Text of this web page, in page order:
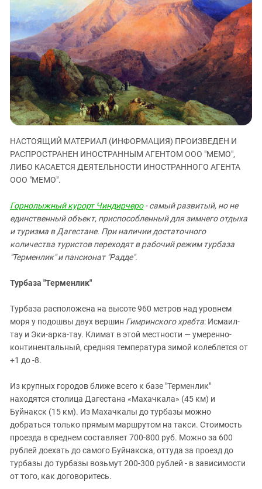
ЗАСТАВЛЯЕТ
КАВКАЗ ЗА ПАЛЕСТИНУ
ИНАКОМЫСЛИЕ В ЧЕЧНЕ
ПРЕСЛЕДОВАНИЕ АКТИВИСТОВ
МОБИЛИЗАЦИЯ И ПРОТЕСТЫ
Дагестан
Ингушетия
Кабардино-Балкария
Калмыкия
Карачаево-Черкесия
Краснодарский край
Нагорный Карабах
Российская Федерация
Ростовская область
Северная Осетия - Алания
Ставропольский край
Чечня
Южная Осетия
Южный Кавказ
ЮФО
НАСТОЯЩИЙ МАТЕРИАЛ (ИНФОРМАЦИЯ) ПРОИЗВЕДЕН И
РАСПРОСТРАНЕН ИНОСТРАННЫМ АГЕНТОМ ООО "МЕМО",
ЛИБО КАСАЕТСЯ ДЕЯТЕЛЬНОСТИ ИНОСТРАННОГО АГЕНТА
ООО "МЕМО".
Горнолыжный курорт Чиндирчеро- самый развитый, но не
единственный объект, приспособленный для зимнего отдыха
и туризма в Дагестане. При наличии достаточного
количества туристов переходят в рабочий режим турбаза
"Терменлик" и пансионат "Радде".
Турбаза "Терменлик"
Турбаза расположена на высоте 960 метров над уровнем
моря у подошвы двух вершин Гимринского хребта: Исмаил-
тау и Эки-арка-тау. Климат в этой местности — умеренно-
континентальный, средняя температура зимой колеблется от
+1 до -8.
Из крупных городов ближе всего к базе "Терменлик"
находятся столица Дагестана «Махачкала» (45 км) и
Буйнакск (15 км). Из Махачкалы до турбазы можно
добраться только прямым маршрутом на такси. Стоимость
проезда в среднем составляет 700-800 руб. Можно за 600
рублей доехать до самого Буйнакска, оттуда за проезд до
турбазы до турбазы возьмут 200-300 рублей - в зависимости
от того, как договоритесь.